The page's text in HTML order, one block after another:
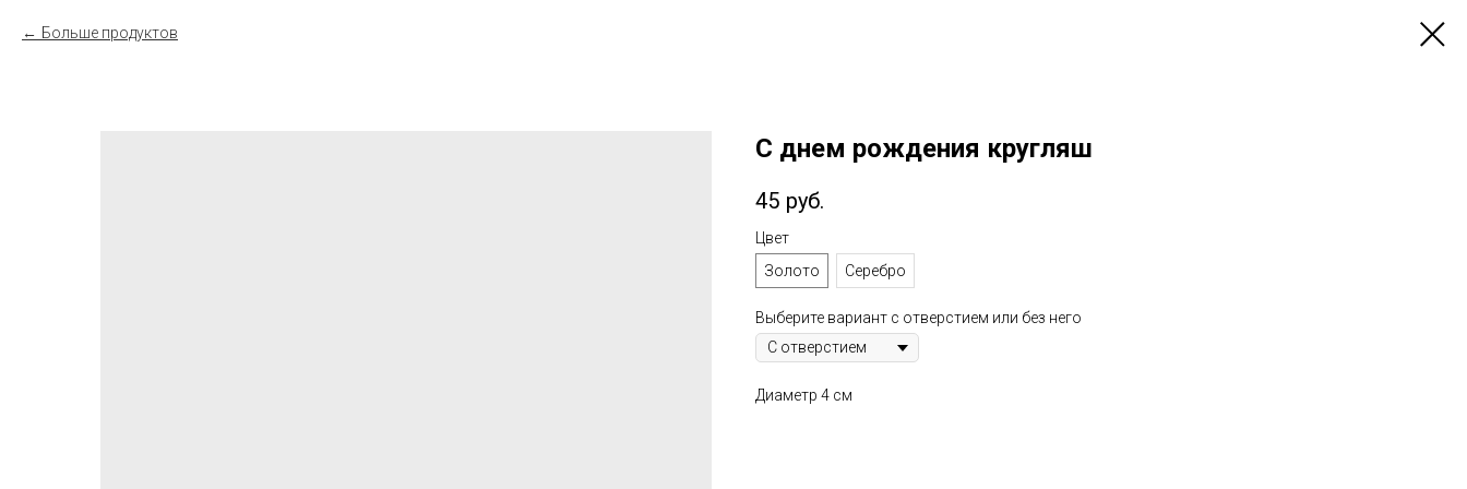
Больше продуктов
С днем рождения кругляш
45 руб.
Цвет
Золото
Серебро
Выберите вариант с отверстием или без него
Диаметр 4 см